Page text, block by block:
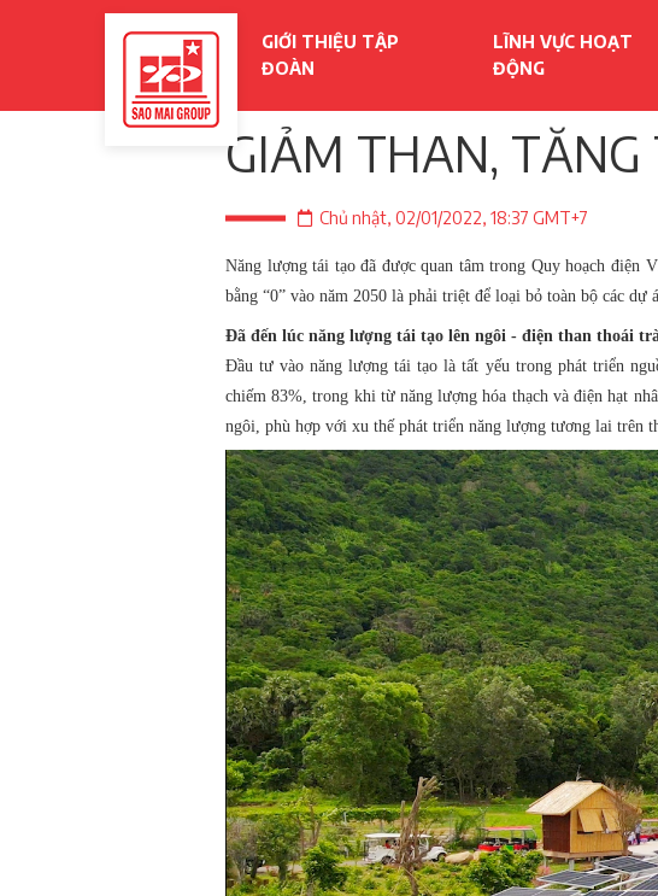
GIỚI THIỆU TẬP
ĐOÀN
LĨNH VỰC HOẠT
ĐỘNG
GIẢM THAN, TĂNG
Chủ nhật, 02/01/2022, 18:37 GMT+7
Năng lượng tái tạo đã được quan tâm trong Quy hoạch điện
bằng “0” vào năm 2050 là phải triệt để loại bỏ toàn bộ các
Đã đến lúc năng lượng tái tạo lên ngôi - điện than thoái
Đầu tư vào năng lượng tái tạo là tất yếu trong phát triển
chiếm 83%, trong khi từ năng lượng hóa thạch và điện hạt
ngôi, phù hợp với xu thế phát triển năng lượng tương lai trên